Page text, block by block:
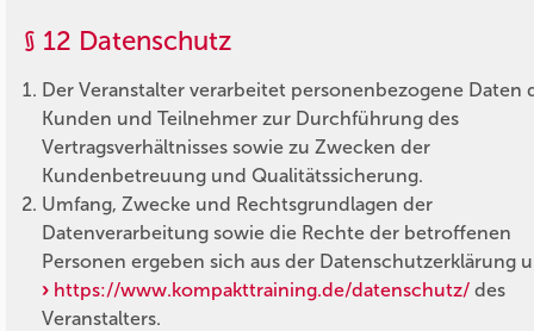
§ 12 Datenschutz
Der Veranstalter verarbeitet personenbezogene Daten
Kunden und Teilnehmer zur Durchführung des
Vertragsverhältnisses sowie zu Zwecken der
Kundenbetreuung und Qualitätssicherung.
Umfang, Zwecke und Rechtsgrundlagen der
Datenverarbeitung sowie die Rechte der betroffenen
Personen ergeben sich aus der Datenschutzerklärung
https://www.kompakttraining.de/datenschutz/ des
Veranstalters.